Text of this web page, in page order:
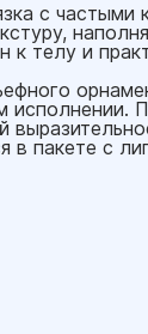
с частыми
к телу и
исполнении.
в пакете с